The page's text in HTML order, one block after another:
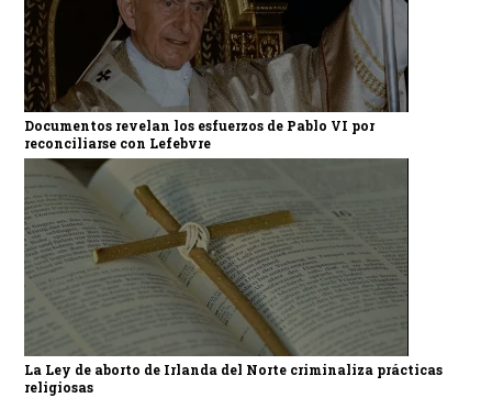
Documentos revelan los esfuerzos de Pablo VI por
reconciliarse con Lefebvre
La Ley de aborto de Irlanda del Norte criminaliza prácticas
religiosas